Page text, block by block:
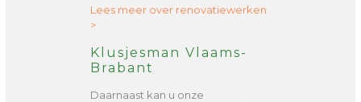
Lees meer over renovatiewerken
>
Klusjesman Vlaams-
Brabant
Daarnaast kan u onze